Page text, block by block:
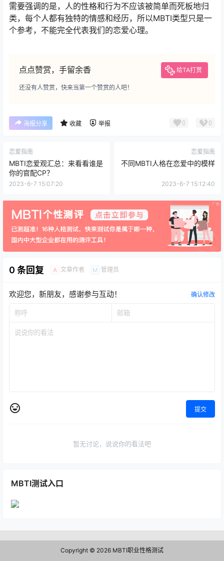
需要强调的是，人的性格和行为不应该被简单而死板地归
类，每个人都有独特的情感和经历，所以MBTI类型只是一
个参考，不能完全代表我们的恋爱心理。
点点赞赏，手留余香 给TA打赏
还没有人赞赏，快来当第一个赞赏的人吧！
海报分享 收藏 举报 0 0
恋爱指南
MBTI恋爱观汇总：来看看谁是
你的官配CP？
2023-6-7 15:07:20
恋爱指南
不同MBTI人格在恋爱中的模样
2023-6-7 15:12:40
0 条回复 A 文章作者 M 管理员
欢迎您，新朋友，感谢参与互动！ 确认修改
提交
暂无讨论，说说你的看法吧
MBTI测试入口
Copyright © 2026 MBTI职业性格测试